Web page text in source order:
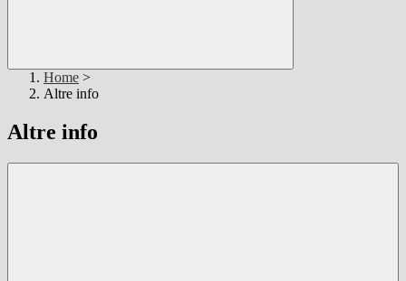
Home >
Altre info
Altre info